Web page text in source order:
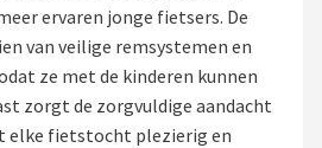
ervaren jonge fietsers. De
van veilige remsystemen en
ze met de kinderen kunnen
zorgt de zorgvuldige aandacht
elke fietstocht plezierig en